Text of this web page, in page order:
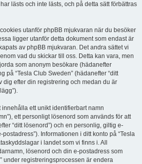
lästs och inte lästs, och på detta sätt förbättras
utanför phpBB mjukvaran när du besöker
ligger utanför detta dokument som endast är
av phpBB mjukvaran. Det andra sättet vi
vad du skickar till oss. Detta kan vara, men
som anonym besökare (hädanefter
på “Tesla Club Sweden” (hädanefter “ditt
dig efter din registrering och medan du är
innehålla ett unikt identifierbart namn
ett personligt lösenord som används för att
“ditt lösenord”) och en personlig, giltig e-
Informationen i ditt konto på “Tesla
i landet som vi finns i. All
lösenord och din e-postadress som
under registreringsprocessen är endera